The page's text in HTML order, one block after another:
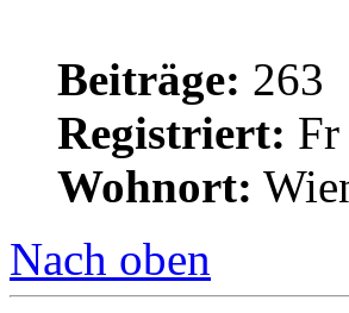
Beiträge: 263
Registriert: Fr
Wohnort:
Nach oben